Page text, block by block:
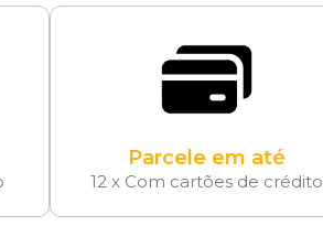
Parcele em até
12 x Com cartões de crédito